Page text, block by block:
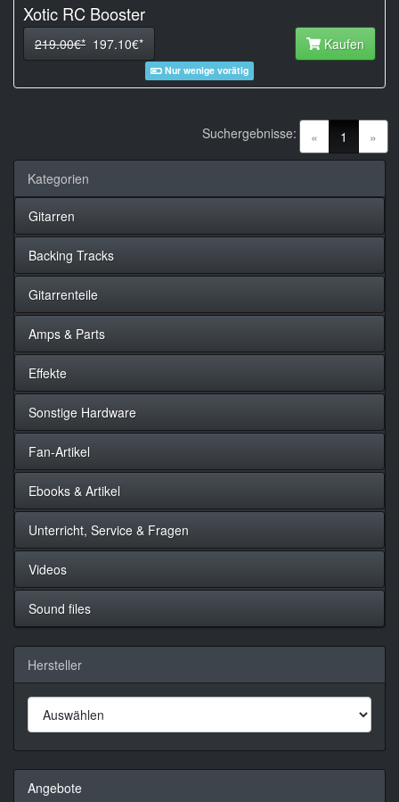
Xotic RC Booster
219.00€* 197.10€* Kaufen
Nur wenige vorätig
« 1 (current)
»
Suchergebnisse:
Kategorien
Gitarren
Backing Tracks
Gitarrenteile
Amps & Parts
Effekte
Sonstige Hardware
Fan-Artikel
Ebooks & Artikel
Unterricht, Service & Fragen
Videos
Sound files
Hersteller
Angebote